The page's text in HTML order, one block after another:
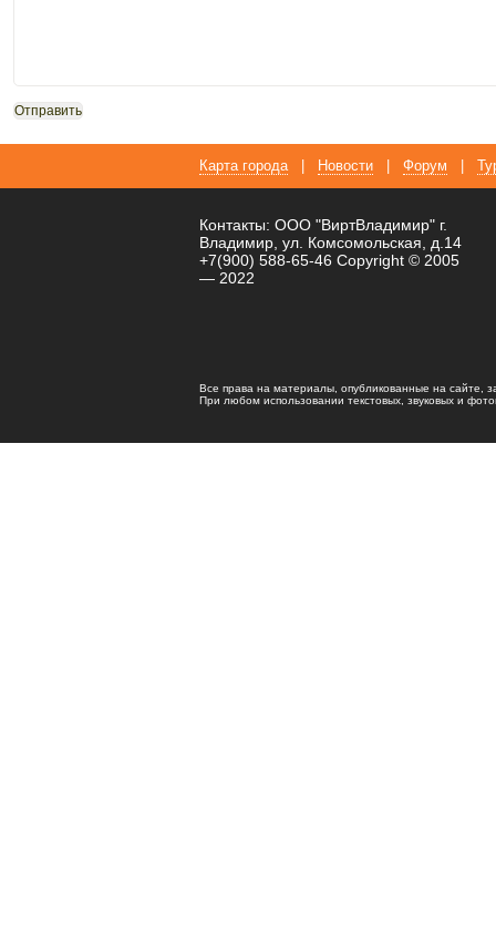
Карта города Новости Форум
Контакты: ООО "ВиртВладимир" г.
Владимир, ул. Комсомольская, д.14
+7(900) 588-65-46 Copyright © 2005
— 2022
Все права на материалы, опубликованные на сайте,
При любом использовании текстовых, звуковых и